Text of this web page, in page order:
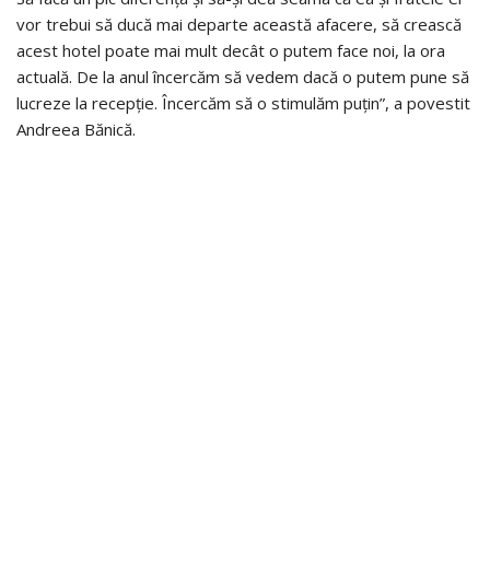
vor trebui să ducă mai departe această afacere, să crească
acest hotel poate mai mult decât o putem face noi, la ora
actuală. De la anul încercăm să vedem dacă o putem pune să
lucreze la recepție. Încercăm să o stimulăm puțin”, a povestit
Andreea Bănică.